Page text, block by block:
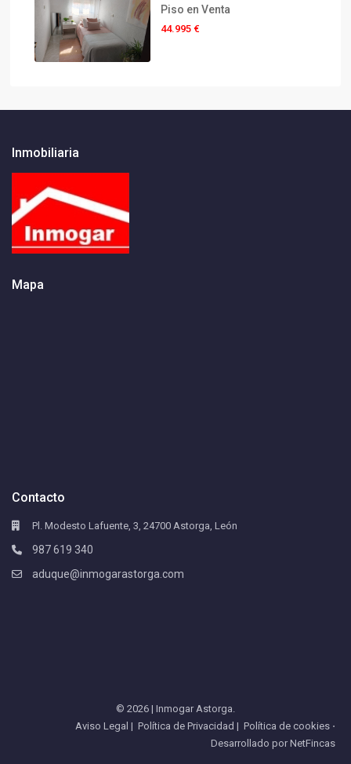
Piso en Venta
44.995 €
Inmobiliaria
Mapa
Contacto
Pl. Modesto Lafuente, 3, 24700 Astorga, León
987 619 340
aduque@inmogarastorga.com
© 2026 | Inmogar Astorga.
Aviso Legal | Política de Privacidad | Política de cookies⋅
Desarrollado por NetFincas